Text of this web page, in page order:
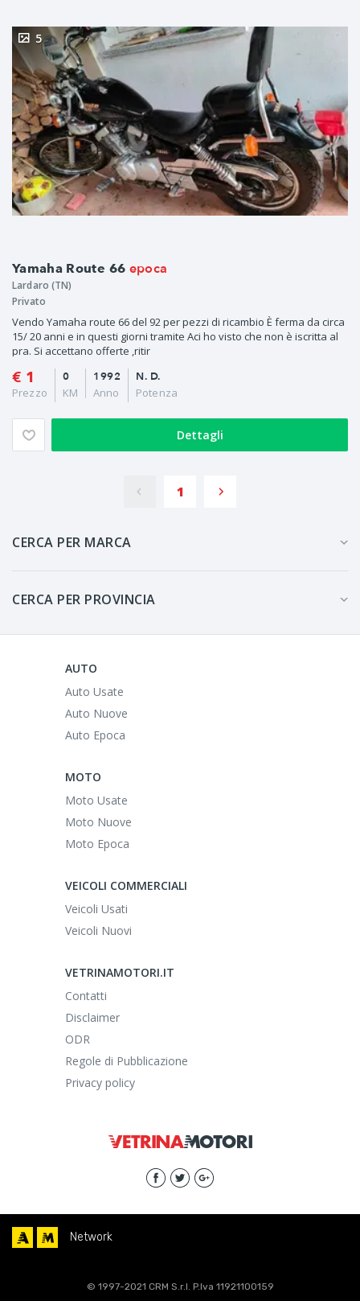
Yamaha Route 66 epoca
5
Lardaro (TN)
Privato
Vendo Yamaha route 66 del 92 per pezzi di ricambio È ferma da circa
15/ 20 anni e in questi giorni tramite Aci ho visto che non è iscritta al
pra. Si accettano offerte ,ritir
€ 1
Prezzo
1992
Anno
0
KM
N. D.
Potenza
Dettagli
1
CERCA PER MARCA
CERCA PER PROVINCIA
AUTO
Auto Usate
Auto Nuove
Auto Epoca
MOTO
Moto Usate
Moto Nuove
Moto Epoca
VEICOLI COMMERCIALI
Veicoli Usati
Veicoli Nuovi
VETRINAMOTORI.IT
Contatti
Disclaimer
ODR
Regole di Pubblicazione
Privacy policy
Network
© 1997-2021 CRM S.r.l. P.Iva 11921100159